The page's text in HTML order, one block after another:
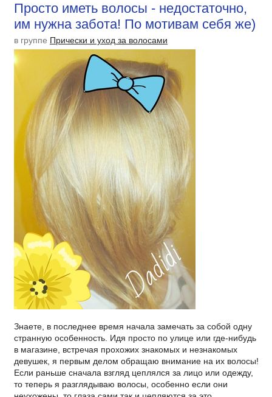
Просто иметь волосы - недостаточно,
им нужна забота! По мотивам себя же)
в группе Прически и уход за волосами
Знаете, в последнее время начала замечать за собой одну
странную особенность. Идя просто по улице или где-нибудь
в магазине, встречая прохожих знакомых и незнакомых
девушек, я первым делом обращаю внимание на их волосы!
Если раньше сначала взгляд цеплялся за лицо или одежду,
то теперь я разглядываю волосы, особенно если они